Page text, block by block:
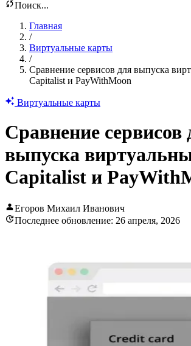
Поиск...
Главная
/
Виртуальные карты
/
Сравнение сервисов для выпуска
Capitalist и PayWithMoon
Виртуальные карты
Сравнение сервисов
выпуска
Capitalist и
Егоров Михаил Иванович
Последнее обновление: 26 апреля, 2026